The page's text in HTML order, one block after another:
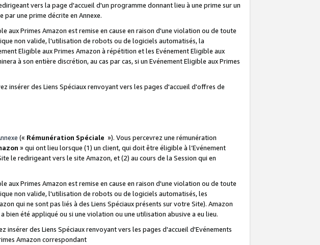
vers la page d'accueil d'un programme donnant lieu à une prime sur un
par une prime décrite en Annexe.
aux Primes Amazon est remise en cause en raison d'une violation ou de toute
non valide, l'utilisation de robots ou de logiciels automatisés, la
Eligible aux Primes Amazon à répétition et les Evénement Eligible aux
à son entière discrétion, au cas par cas, si un Evénement Eligible aux Primes
insérer des Liens Spéciaux renvoyant vers les pages d'accueil d'offres de
(« Rémunération Spéciale »). Vous percevrez une rémunération
» qui ont lieu lorsque (1) un client, qui doit être éligible à l’Evénement
le redirigeant vers le site Amazon, et (2) au cours de la Session qui en
aux Primes Amazon est remise en cause en raison d'une violation ou de toute
non valide, l'utilisation de robots ou de logiciels automatisés, les
qui ne sont pas liés à des Liens Spéciaux présents sur votre Site). Amazon
bien été appliqué ou si une violation ou une utilisation abusive a eu lieu.
insérer des Liens Spéciaux renvoyant vers les pages d'accueil d'Evénements
Amazon correspondant